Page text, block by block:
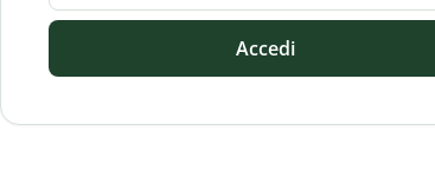
Accedi